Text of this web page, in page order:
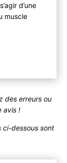
d’une
muscle
des erreurs ou
avis !
ci-dessous sont